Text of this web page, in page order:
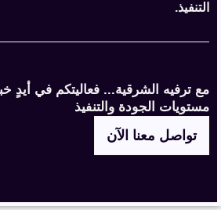
التنفيذ.
مع ترفيه الشرقية... فعاليتكم في أيدٍ
مستويات الجودة والتنفيذ
تواصل معنا الآن